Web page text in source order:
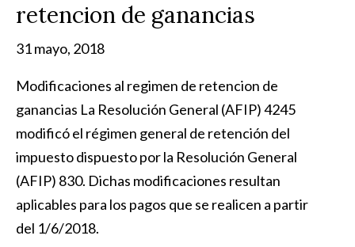
retencion de ganancias
31 mayo, 2018
Modificaciones al regimen de retencion de
ganancias La Resolución General (AFIP) 4245
modificó el régimen general de retención del
impuesto dispuesto por la Resolución General
(AFIP) 830. Dichas modificaciones resultan
aplicables para los pagos que se realicen a partir
del 1/6/2018.